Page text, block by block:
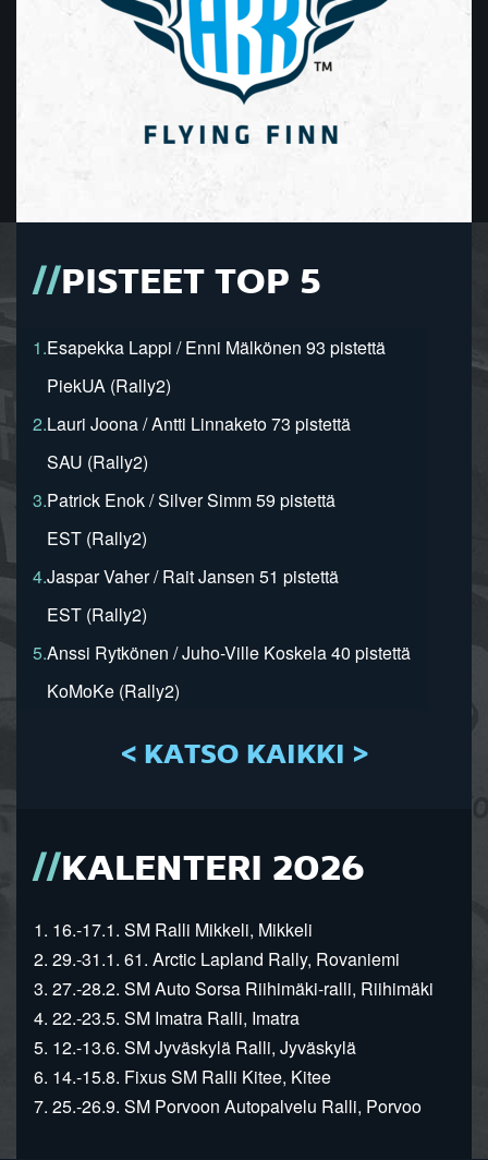
PISTEET TOP 5
1.Esapekka Lappi / Enni Mälkönen 93 pistettä
PiekUA (Rally2)
2.Lauri Joona / Antti Linnaketo 73 pistettä
SAU (Rally2)
3.Patrick Enok / Silver Simm 59 pistettä
EST (Rally2)
4.Jaspar Vaher / Rait Jansen 51 pistettä
EST (Rally2)
5.Anssi Rytkönen / Juho-Ville Koskela 40 pistettä
KoMoKe (Rally2)
< KATSO KAIKKI >
KALENTERI 2026
1. 16.-17.1. SM Ralli Mikkeli, Mikkeli
2. 29.-31.1. 61. Arctic Lapland Rally, Rovaniemi
3. 27.-28.2. SM Auto Sorsa Riihimäki-ralli, Riihimäki
4. 22.-23.5. SM Imatra Ralli, Imatra
5. 12.-13.6. SM Jyväskylä Ralli, Jyväskylä
6. 14.-15.8. Fixus SM Ralli Kitee, Kitee
7. 25.-26.9. SM Porvoon Autopalvelu Ralli, Porvoo